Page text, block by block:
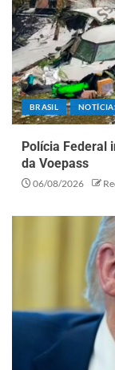
BRASIL
Polícia Federal
da Voepass
06/08/2026